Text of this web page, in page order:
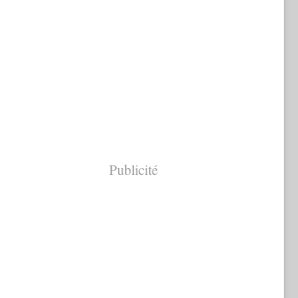
Publicité